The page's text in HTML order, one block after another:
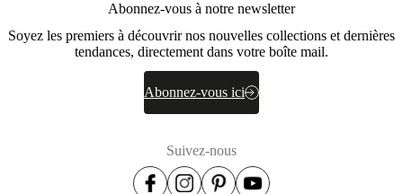
Abonnez-vous à notre newsletter
Soyez les premiers à découvrir nos nouvelles collections et dernières
tendances, directement dans votre boîte mail.
Abonnez-vous ici
Suivez-nous